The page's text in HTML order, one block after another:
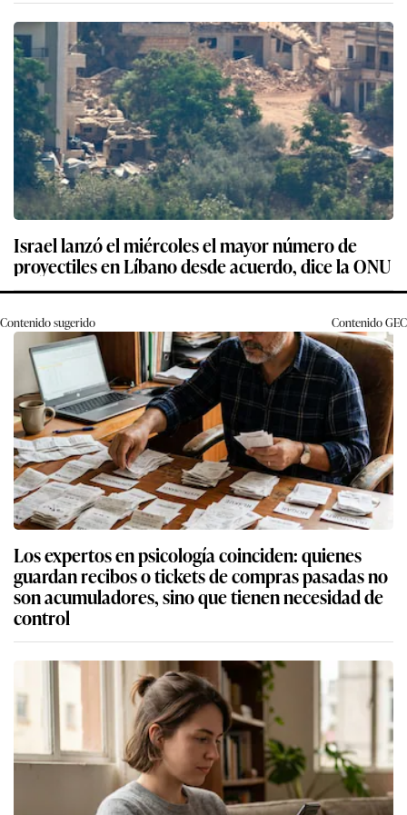
Israel lanzó el miércoles el mayor número de
proyectiles en Líbano desde acuerdo, dice la ONU
Contenido sugerido ContenidoGEC
Los expertos en psicología coinciden: quienes
guardan recibos o tickets de compras pasadas no
son acumuladores, sino que tienen necesidad de
control